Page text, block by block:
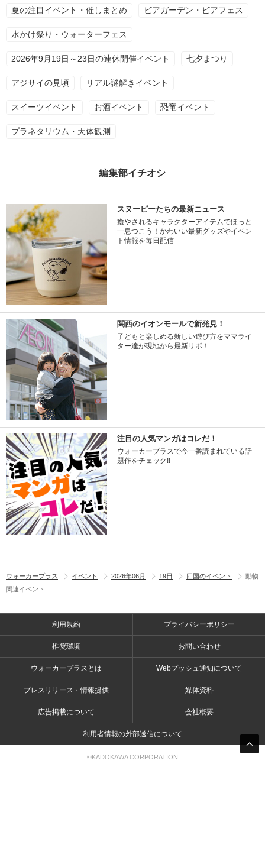
夏の注目イベント・催しまとめ ビアガーデン・ビアフェス
水かけ祭り・ウォーターフェス
2026年9月19日～23日の連休開催イベント 七夕まつり
アジサイの見頃 リアル謎解きイベント
スイーツイベント お酒イベント 恐竜イベント
プラネタリウム・天体観測
編集部イチオシ
スヌーピーたちの最新ニュース
癒やされるキャラクターアイテムでほっと
一息つこう！かわいい最新グッズやイベン
ト情報を毎日配信
関西のイオンモールで新発見！
子どもと楽しめる新しい遊び方をママライ
ター達が現地から最新リポ！
注目の人気マンガはコレだ！
ウォーカープラスで今一番読まれている話
題作をチェック!!
ウォーカープラス イベント 2026年06月 19日 四国のイベント
動物
関連イベント
利用規約 プライバシーポリシー
推奨環境 お問い合わせ
ウォーカープラスとは Webプッシュ通知について
プレスリリース・情報提供 媒体資料
広告掲載について 会社概要
利用者情報の外部送信について
©KADOKAWA CORPORATION